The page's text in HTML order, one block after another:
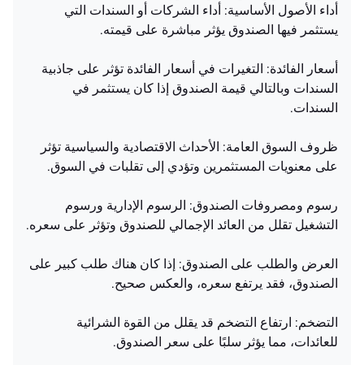
أداء الأصول الأساسية: أداء الشركات أو السندات التي
يستثمر فيها الصندوق يؤثر مباشرة على قيمته.
أسعار الفائدة: التغيرات في أسعار الفائدة تؤثر على جاذبية
السندات وبالتالي قيمة الصندوق إذا كان يستثمر في
السندات.
ظروف السوق العامة: الأحداث الاقتصادية والسياسية تؤثر
على معنويات المستثمرين وتؤدي إلى تقلبات في السوق.
رسوم ومصروفات الصندوق: الرسوم الإدارية ورسوم
التشغيل تقلل من العائد الإجمالي للصندوق وتؤثر على سعره.
العرض والطلب على الصندوق: إذا كان هناك طلب كبير على
الصندوق، فقد يرتفع سعره، والعكس صحيح.
التضخم: ارتفاع التضخم قد يقلل من القوة الشرائية
للعائدات، مما يؤثر سلبًا على سعر الصندوق.